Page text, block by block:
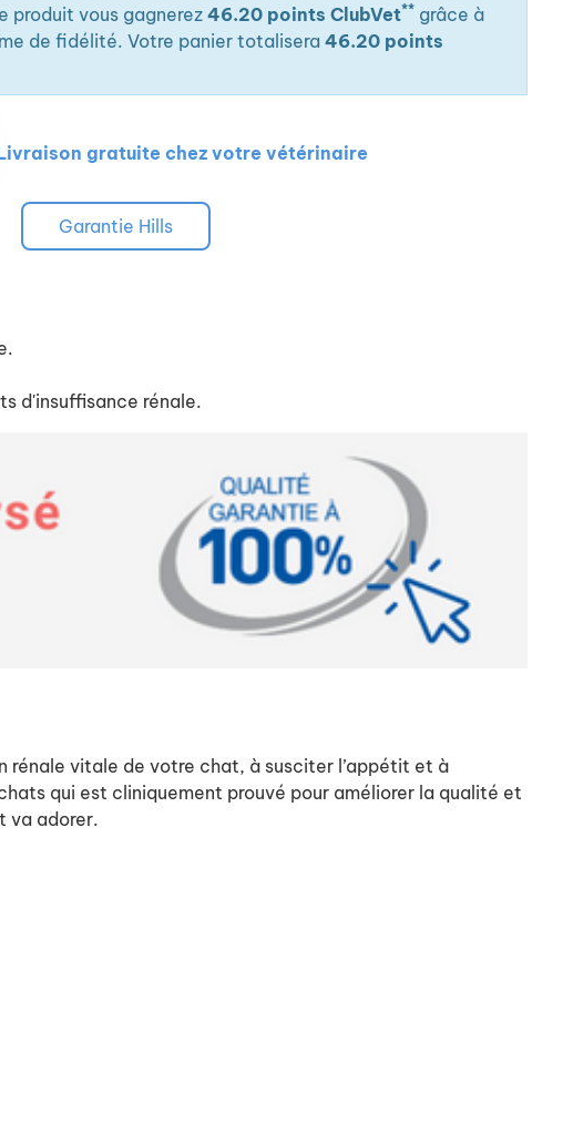
produit vous gagnerez 46.20 points ClubVet** grâce à
de fidélité. Votre panier totalisera 46.20 points
gratuite chez votre vétérinaire
Garantie Hills
d'insuffisance rénale.
rénale vitale de votre chat, à susciter l’appétit et à
qui est cliniquement prouvé pour améliorer la qualité et
va adorer.